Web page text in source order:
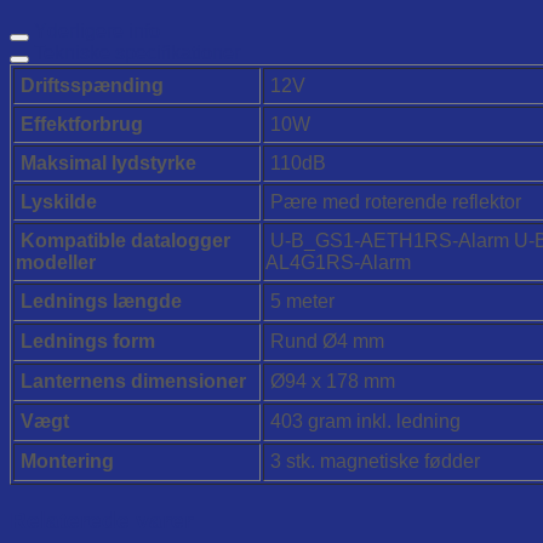
Driftsspænding
12V
Effektforbrug
10W
Maksimal lydstyrke
110dB
Lyskilde
Pære med roterende reflektor
Kompatible datalogger
modeller
U-B_GS1-AETH1RS-Alarm U-
AL4G1RS-Alarm
Lednings længde
5 meter
Lednings form
Rund Ø4 mm
Lanternens dimensioner
Ø94 x 178 mm
Vægt
403 gram inkl. ledning
Montering
3 stk. magnetiske fødder